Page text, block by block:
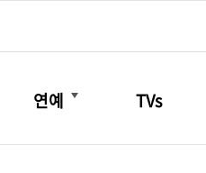
연예
더보기
TVs